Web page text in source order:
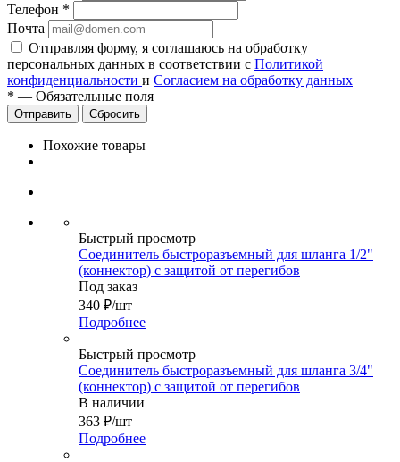
Телефон *
Почта
Отправляя форму, я соглашаюсь на обработку
персональных данных в соответствии с Политикой
конфиденциальности и Согласием на обработку данных
* — Обязательные поля
Сбросить
Похожие товары
Быстрый просмотр
Соединитель быстроразъемный для шланга 1/2"
(коннектор) с защитой от перегибов
Под заказ
340 ₽/шт
Подробнее
Быстрый просмотр
Соединитель быстроразъемный для шланга 3/4"
(коннектор) с защитой от перегибов
В наличии
363 ₽/шт
Подробнее